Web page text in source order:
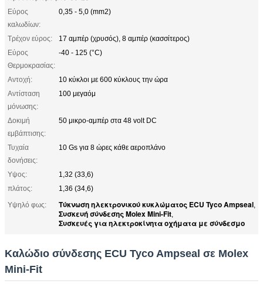
Εύρος
καλωδίων:
0,35 - 5,0 (mm2)
Τρέχον εύρος:
17 αμπέρ (χρυσός), 8 αμπέρ (κασσίτερος)
Εύρος
Θερμοκρασίας:
-40 - 125 (°C)
Αντοχή:
10 κύκλοι με 600 κύκλους την ώρα
Αντίσταση
μόνωσης:
100 μεγαόμ
Δοκιμή
εμβάπτισης:
50 μικρο-αμπέρ στα 48 volt DC
Τυχαία
δονήσεις:
10 Gs για 8 ώρες κάθε αεροπλάνο
Υψος:
1,32 (33,6)
πλάτος:
1,36 (34,6)
Υψηλό φως:
Τύκνωση ηλεκτρονικού κυκλώματος ECU Tyco Ampseal,
Συσκευή σύνδεσης Molex Mini-Fit,
Συσκευές για ηλεκτροκίνητα οχήματα με σύνδεσμο
Καλώδιο σύνδεσης ECU Tyco Ampseal σε Molex
Mini-Fit